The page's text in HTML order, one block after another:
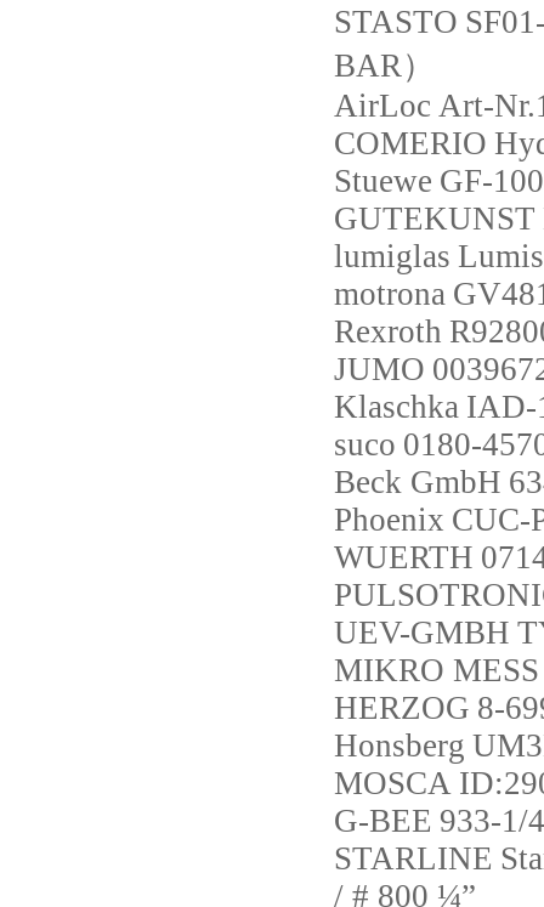
STASTO
BAR）
AirLoc Art-
COMERIO
Stuewe GF-
GUTEKUNST
lumiglas
motrona
Rexroth
JUMO
Klaschka IAD-
suco 0180-
Beck GmbH
Phoenix CUC-
WUERTH
UEV-GMBH
MIKRO MESS
HERZOG 8-
Honsberg
MOSCA
G-BEE 933-1/
STARLINE
/ # 800 ¼”